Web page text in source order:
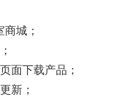
城；
面下载产品；
新；